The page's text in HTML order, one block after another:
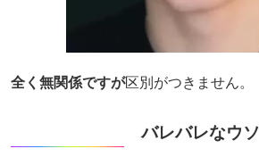
全く無関係ですが区別がつきません。
バレバレなウソ